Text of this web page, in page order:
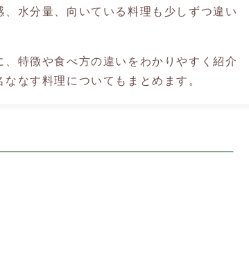
水分量、向いている料理も少しずつ違い
特徴や食べ方の違いをわかりやすく紹介
なす料理についてもまとめます。